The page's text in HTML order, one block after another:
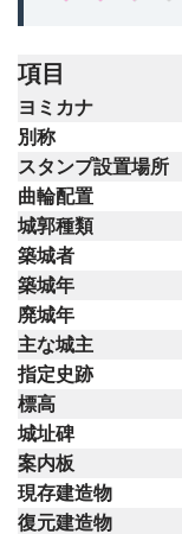
項目
ヨミカナ
別称
スタンプ設置場所
曲輪配置
城郭種類
築城者
築城年
廃城年
主な城主
指定史跡
標高
城址碑
案内板
現存建造物
復元建造物